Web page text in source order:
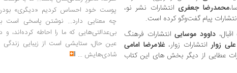
محمدرضا جعفری انتشارات نشر نو،
پیام گفت‌وگو کرده است.
اقبال،داوود موساییانتشارات فرهنگ
علی زوار انتشارات زوار، غلامرضا امامی
عطایی از دیگر بخش های این کتاب
پوست خود احساس کردیم «دیگری»
چه معنایی دارد... نوشتن پاسخی است
بی‌عدالتی‌هایی که ما را احاطه کرده‌اند، و
عین حال، ستایشی است از زیبایی زندگی
شادی‌هایش ...